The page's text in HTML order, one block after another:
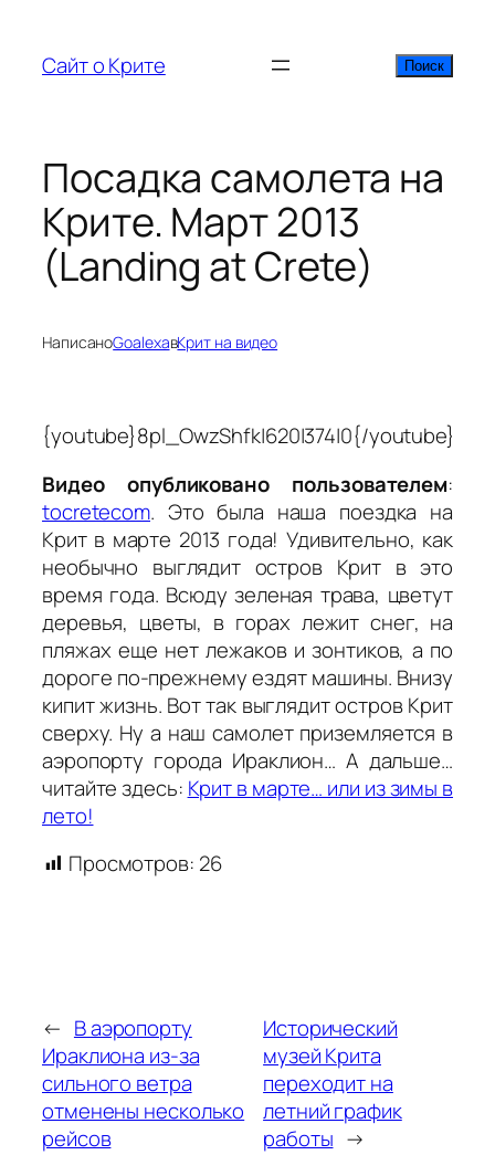
содержимому
Сайт о Крите Поиск
Поиск
Посадка самолета на
Крите. Март 2013
(Landing at Crete)
НаписаноGoalexaвКрит на видео
{youtube}8pl_OwzShfk|620|374|0{/youtube}
Видео опубликовано пользователем:
tocretecom. Это была наша поездка на
Крит в марте 2013 года! Удивительно, как
необычно выглядит остров Крит в это
время года. Всюду зеленая трава, цветут
деревья, цветы, в горах лежит снег, на
пляжах еще нет лежаков и зонтиков, а по
дороге по-прежнему ездят машины. Внизу
кипит жизнь. Вот так выглядит остров Крит
сверху. Ну а наш самолет приземляется в
аэропорту города Ираклион… А дальше…
читайте здесь: Крит в марте… или из зимы в
лето!
Просмотров: 26
← В аэропорту
Ираклиона из-за
сильного ветра
отменены несколько
рейсов
Исторический
музей Крита
переходит на
летний график
работы →